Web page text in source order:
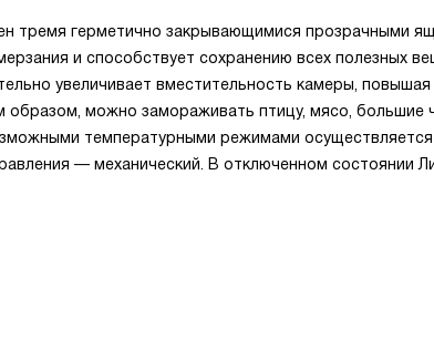
тремя герметично закрывающимися прозрачными
и способствует сохранению всех полезных
увеличивает вместительность камеры, повышая
можно замораживать птицу, мясо, большие
температурными режимами осуществляется
— механический. В отключенном состоянии